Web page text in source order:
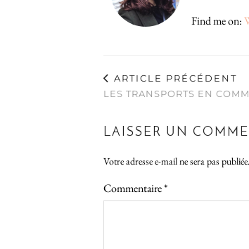
Find me on:
ARTICLE PRÉCÉDENT
LES TRANSPORTS EN
LAISSER UN
Votre adresse e-mail ne sera pas publiée.
Commentaire*